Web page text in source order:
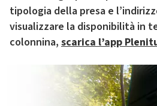
tipologia della presa e
visualizzare la disponibilità in
colonnina, scarica l’app